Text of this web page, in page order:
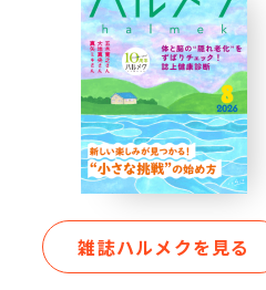
雑誌ハルメクを見る